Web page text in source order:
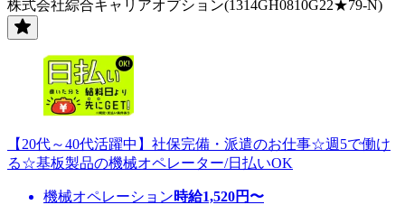
株式会社綜合キャリアオプション(1314GH0810G22★79-N)
【20代～40代活躍中】社保完備・派遣のお仕事☆週5で働け
る☆基板製品の機械オペレーター/日払いOK
機械オペレーション時給1,520円〜